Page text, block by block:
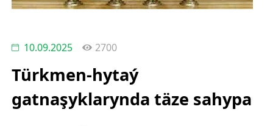
10.09.2025 2700
Türkmen-hytaý
gatnaşyklarynda täze sahypa